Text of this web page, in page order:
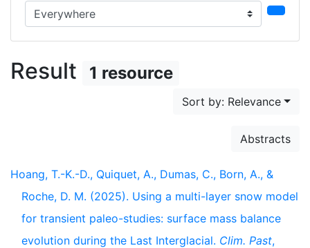
Search in...
Result 1 resource
Sort by: Relevance
Abstracts
Hoang, T.-K.-D., Quiquet, A., Dumas, C., Born, A., &
Roche, D. M. (2025). Using a multi-layer snow model
for transient paleo-studies: surface mass balance
evolution during the Last Interglacial. Clim. Past,